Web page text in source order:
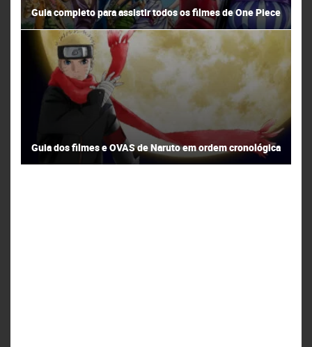
Guia completo para assistir todos os filmes de One Piece
Guia dos filmes e OVAS de Naruto em ordem cronológica